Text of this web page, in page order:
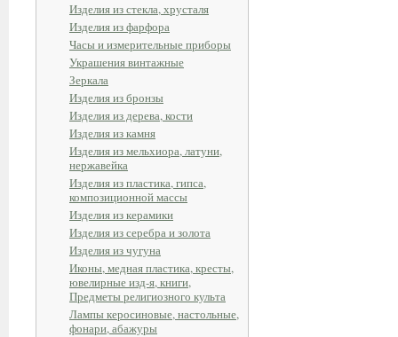
Изделия из стекла, хрусталя
Изделия из фарфора
Часы и измерительные приборы
Украшения винтажные
Зеркала
Изделия из бронзы
Изделия из дерева, кости
Изделия из камня
Изделия из мельхиора, латуни,
нержавейка
Изделия из пластика, гипса,
композиционной массы
Изделия из керамики
Изделия из серебра и золота
Изделия из чугуна
Иконы, медная пластика, кресты,
ювелирные изд-я, книги,
Предметы религиозного культа
Лампы керосиновые, настольные,
фонари, абажуры